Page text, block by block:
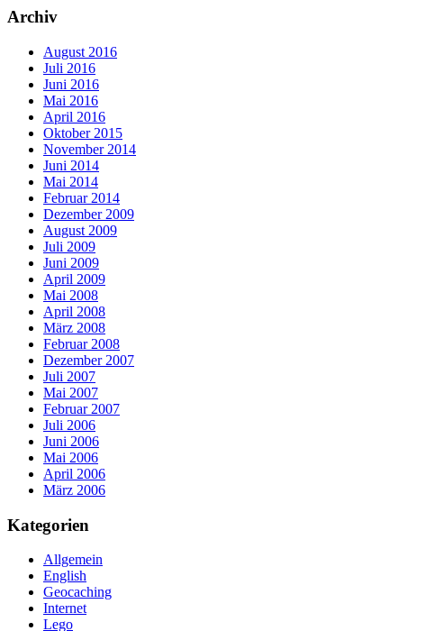
Archiv
August 2016
Juli 2016
Juni 2016
Mai 2016
April 2016
Oktober 2015
November 2014
Juni 2014
Mai 2014
Februar 2014
Dezember 2009
August 2009
Juli 2009
Juni 2009
April 2009
Mai 2008
April 2008
März 2008
Februar 2008
Dezember 2007
Juli 2007
Mai 2007
Februar 2007
Juli 2006
Juni 2006
Mai 2006
April 2006
März 2006
Kategorien
Allgemein
English
Geocaching
Internet
Lego